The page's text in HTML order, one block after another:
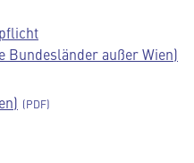
außer Wien)